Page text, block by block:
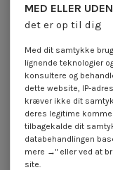
Anmeldelser (0)
16 andre varer i den
MED ELLER
det er op til dig
Med dit samtykke
lignende teknologier
konsultere og
dette website, IP-
kræver ikke dit
deres legitime
tilbagekalde dit
databehandlingen
mere →" eller ved at
site.